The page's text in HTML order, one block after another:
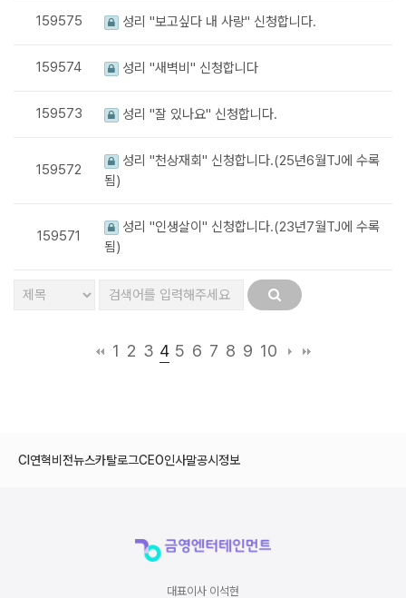
159575 성리 "보고싶다 내 사랑" 신청합니다.
159574 성리 "새벽비" 신청합니다
159573 성리 "잘 있나요" 신청합니다.
159572
성리 "천상재회" 신청합니다.(25년6월TJ에 수록
됨)
159571
성리 "인생살이" 신청합니다.(23년7월TJ에 수록
됨)
1 2 3 4 5 6 7 8 9 10
CI 연혁비전뉴스카탈로그CEO인사말공시정보
대표이사 이석현